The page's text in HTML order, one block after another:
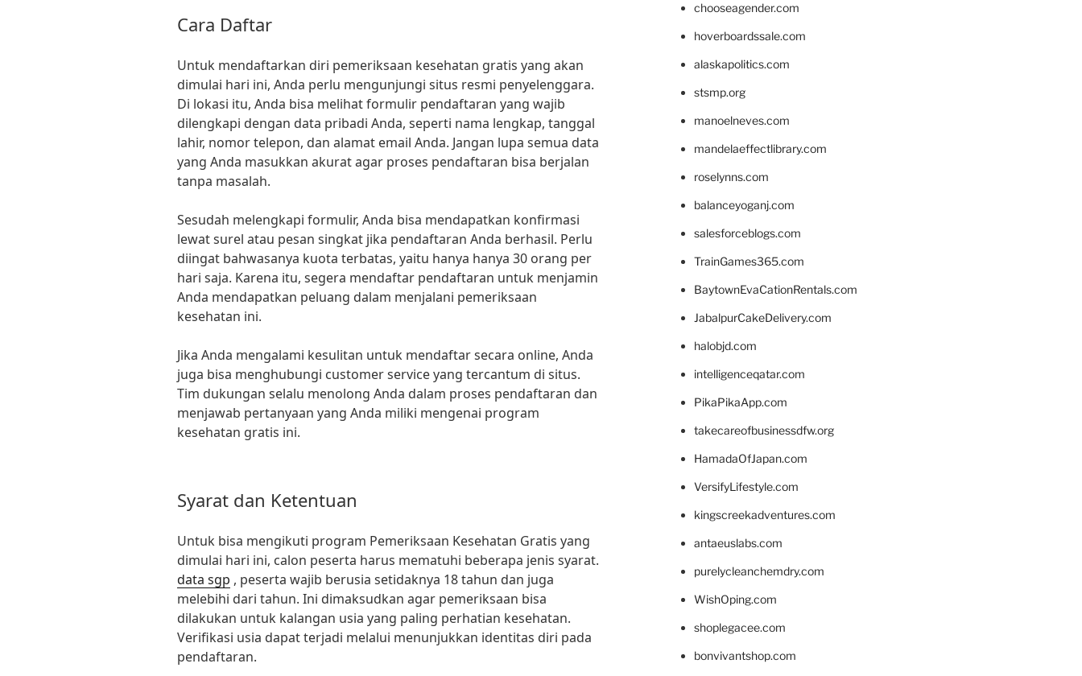
Cara Daftar
Untuk mendaftarkan diri pemeriksaan kesehatan gratis yang akan
dimulai hari ini, Anda perlu mengunjungi situs resmi penyelenggara.
Di lokasi itu, Anda bisa melihat formulir pendaftaran yang wajib
dilengkapi dengan data pribadi Anda, seperti nama lengkap, tanggal
lahir, nomor telepon, dan alamat email Anda. Jangan lupa semua data
yang Anda masukkan akurat agar proses pendaftaran bisa berjalan
tanpa masalah.
Sesudah melengkapi formulir, Anda bisa mendapatkan konfirmasi
lewat surel atau pesan singkat jika pendaftaran Anda berhasil. Perlu
diingat bahwasanya kuota terbatas, yaitu hanya hanya 30 orang per
hari saja. Karena itu, segera mendaftar pendaftaran untuk menjamin
Anda mendapatkan peluang dalam menjalani pemeriksaan
kesehatan ini.
Jika Anda mengalami kesulitan untuk mendaftar secara online, Anda
juga bisa menghubungi customer service yang tercantum di situs.
Tim dukungan selalu menolong Anda dalam proses pendaftaran dan
menjawab pertanyaan yang Anda miliki mengenai program
kesehatan gratis ini.
Syarat dan Ketentuan
Untuk bisa mengikuti program Pemeriksaan Kesehatan Gratis yang
dimulai hari ini, calon peserta harus mematuhi beberapa jenis syarat.
data sgp , peserta wajib berusia setidaknya 18 tahun dan juga
melebihi dari tahun. Ini dimaksudkan agar pemeriksaan bisa
dilakukan untuk kalangan usia yang paling perhatian kesehatan.
Verifikasi usia dapat terjadi melalui menunjukkan identitas diri pada
pendaftaran.
chooseagender.com
hoverboardssale.com
alaskapolitics.com
stsmp.org
manoelneves.com
mandelaeffectlibrary.com
roselynns.com
balanceyoganj.com
salesforceblogs.com
TrainGames365.com
BaytownEvaCationRentals.com
JabalpurCakeDelivery.com
halobjd.com
intelligenceqatar.com
PikaPikaApp.com
takecareofbusinessdfw.org
HamadaOfJapan.com
VersifyLifestyle.com
kingscreekadventures.com
antaeuslabs.com
purelycleanchemdry.com
WishOping.com
shoplegacee.com
bonvivantshop.com